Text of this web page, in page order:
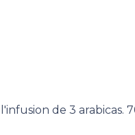
de 3 arabicas.